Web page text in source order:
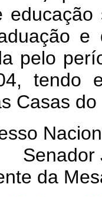
pelo
tendo
Casas
Senador
da